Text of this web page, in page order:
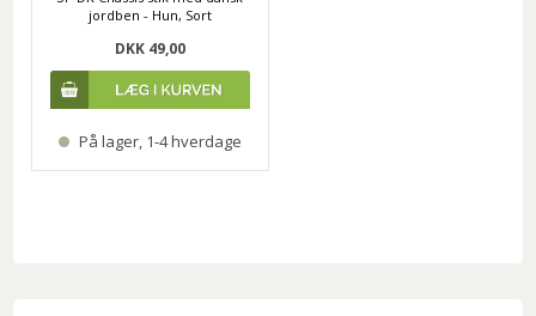
jordben - Hun, Sort
DKK 49,00
På lager, 1-4 hverdage